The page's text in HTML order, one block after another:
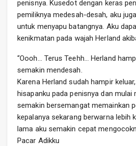
penisnya. Kusedot dengan keras
pemiliknya medesah-desah, aku
untuk menyapu batangnya. Aku
kenikmatan pada wajah Herland
“Oooh… Terus Teehh… Herland
semakin mendesah.
Karena Herland sudah hampir
hisapanku pada penisnya dan mulai
semakin bersemangat memainkan
kepalanya sekarang berwarna lebih
lama aku semakin cepat
Pacar Adikku